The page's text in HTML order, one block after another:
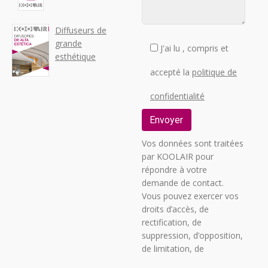
Diffuseurs de
grande
esthétique
J'ai lu , compris et
accepté la politique de
confidentialité
Vos données sont traitées
par KOOLAIR pour
répondre à votre
demande de contact.
Vous pouvez exercer vos
droits d’accès, de
rectification, de
suppression, d’opposition,
de limitation, de